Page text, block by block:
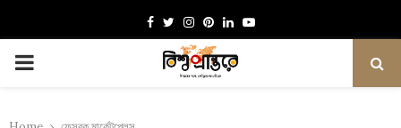
Facebook
TwitterInstagram
Pinterest
LinkedinYoutube
PRIMARY